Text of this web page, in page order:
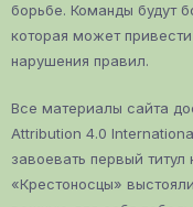
борьбе. Команды будут
которая может
нарушения правил.
Все материалы сайта
Attribution 4.0
завоевать первый
«Крестоносцы»